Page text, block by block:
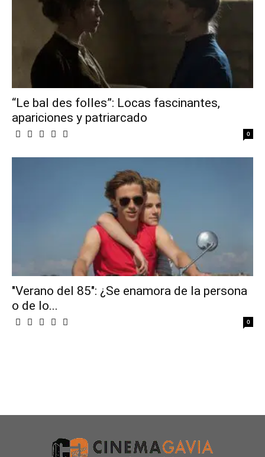
“Le bal des folles”: Locas fascinantes,
apariciones y patriarcado
0
"Verano del 85": ¿Se enamora de la persona
o de lo...
0